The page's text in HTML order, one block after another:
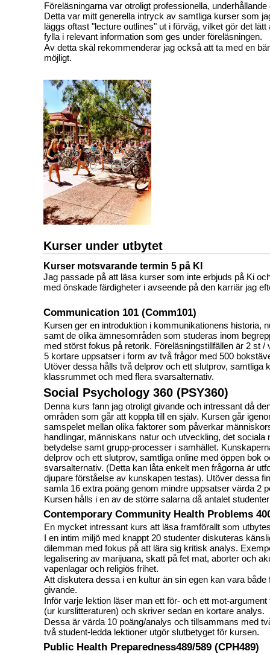
Föreläsningarna var otroligt professionella,
Detta var mitt generella intryck av samtliga kurser som
läggs oftast "lecture outlines" ut i förväg, vilket gör det lätt
fylla i relevant information som ges under föreläsningen.
Av detta skäl rekommenderar jag också att ta med en
möjligt.
Kurser under utbytet
Kurser motsvarande termin 5 på KI
Jag passade på att läsa kurser som inte erbjuds på Ki
med önskade färdigheter i avseende på den karriär jag
Communication 101 (Comm101)
Kursen ger en introduktion i kommunikationens historia,
samt de olika ämnesområden som studeras inom
med störst fokus på retorik. Föreläsningstillfällen är 2 st /
5 kortare uppsatser i form av två frågor med 500
Utöver dessa hålls två delprov och ett slutprov, samtliga
klassrummet och med flera svarsalternativ.
Social Psychology 360 (PSY360)
Denna kurs fann jag otroligt givande och intressant då
områden som går att koppla till en själv. Kursen går
samspelet mellan olika faktorer som påverkar
handlingar, människans natur och utveckling, det sociala
betydelse samt grupp-processer i samhället.
delprov och ett slutprov, samtliga online med öppen bok
svarsalternativ. (Detta kan låta enkelt men frågorna är
djupare förståelse av kunskapen testas). Utöver dessa
samla 16 extra poäng genom mindre uppsatser värda 2
Kursen hålls i en av de större salarna då antalet
Contemporary Community Health Problems
En mycket intressant kurs att läsa framförallt som
I en intim miljö med knappt 20 studenter diskuteras
dilemman med fokus på att lära sig kritisk analys.
legalisering av marijuana, skatt på fet mat, aborter och
vapenlagar och religiös frihet.
Att diskutera dessa i en kultur än sin egen kan vara både
givande.
Inför varje lektion läser man ett för- och ett mot-
(ur kurslitteraturen) och skriver sedan en kortare analys.
Dessa är värda 10 poäng/analys och tillsammans med
två student-ledda lektioner utgör slutbetyget för kursen.
Public Health Preparedness489/589 (CPH489)